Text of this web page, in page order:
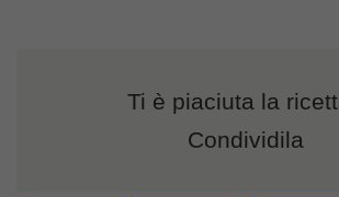
Ti è piaciuta la
Condividila